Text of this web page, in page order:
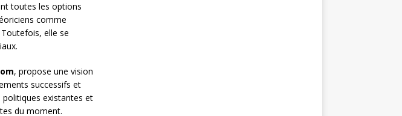
toutes les options
comme
elle se
, propose une vision
successifs et
politiques existantes et
du moment.